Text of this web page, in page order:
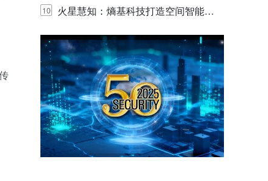
y，以海量数据底座赋能“与AI同游”新
体验
10
火星慧知：熵基科技打造空间智能时
代的认知中枢